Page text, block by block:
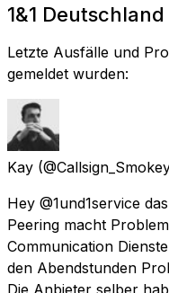
1&1
Letzte Ausfälle und
gemeldet wurden:
Kay
Hey @1und1service
Peering macht
Communication
den Abendstunden
Die Anbieter selber